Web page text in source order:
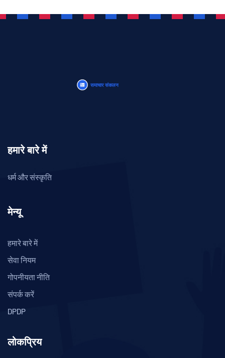
हमारे बारे में
धर्म और संस्कृति
मेन्यू
हमारे बारे में
सेवा नियम
गोपनीयता नीति
संपर्क करें
DPDP
लोकप्रिय